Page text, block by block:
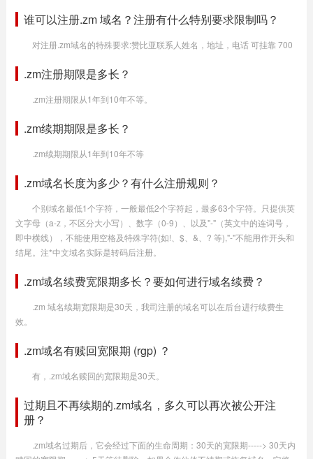
谁可以注册.zm 域名？注册有什么特别要求限制吗？
对注册.zm域名的特殊要求:赞比亚联系人姓名，地址，电话 可挂靠 700
.zm注册期限是多长？
.zm注册期限从1年到10年不等。
.zm续期期限是多长？
.zm续期期限从1年到10年不等
.zm域名长度为多少？有什么注册规则？
个别域名最低1个字符，一般最低2个字符起，最多63个字符。只提供英
文字母（a-z，不区分大小写）、数字（0-9）、以及"-"（英文中的连词号，
即中横线），不能使用空格及特殊字符(如!、$、&、? 等),"-"不能用作开头和
结尾。注*中文域名实际是转码后注册。
.zm域名续费宽限期多长？要如何进行域名续费？
.zm 域名续期宽限期是30天，我司注册的域名可以在后台进行续费生
效。
.zm域名有赎回宽限期 (rgp) ？
有，.zm域名赎回的宽限期是30天。
过期且不再续期的.zm域名，多久可以再次被公开注
册？
.zm域名过期后，它会经过下面的生命周期：30天的宽限期-----> 30天内